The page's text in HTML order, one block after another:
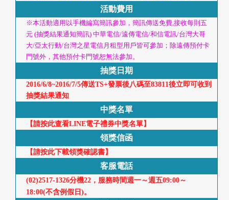
活動費用
※本活動適用以手機編寫簡訊參加，簡訊傳送免費,接收每則五
元 (抽獎結果通知簡訊) 中華電信/遠傳電信/和信電訊/台灣大哥
大/亞太行動/台灣之星電信月租型用戶皆可參加；除遠傳預付卡
門號外，其他預付卡門號恕無法參加。
抽獎日期
2016/6/8~2016/7/5傳送TS+發票後八碼至83811後立即可收到
抽獎結果通知
中獎名單
【請按此查看LINE電子禮券中獎名單】
領獎信函
【請按此下載領獎確認書】
客服電話
(02)2517-1326分機22，服務時間週一～週五09:00～
18:00(不含例假日)。